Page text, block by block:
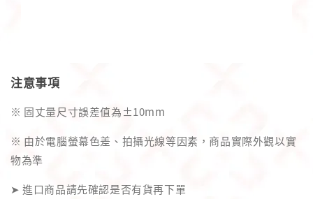
注意事項
※ 固丈量尺寸誤差值為±10mm
※ 由於電腦螢幕色差、拍攝光線等因素，商品實際外觀以實
物為準
➤ 進口商品請先確認是否有貨再下單